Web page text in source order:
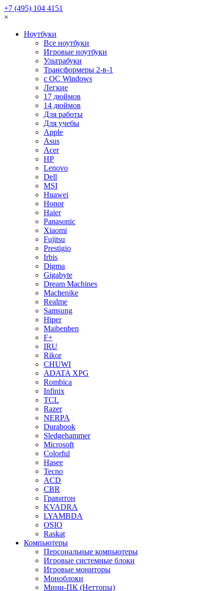
+7 (495) 104 4151
×
Ноутбуки
Все ноутбуки
Игровые ноутбуки
Ультрабуки
Трансформеры 2-в-1
с ОС Windows
Легкие
17 дюймов
14 дюймов
Для работы
Для учебы
Apple
Asus
Acer
HP
Lenovo
Dell
MSI
Huawei
Honor
Haier
Panasonic
Xiaomi
Fujitsu
Prestigio
Irbis
Digma
Gigabyte
Dream Machines
Machenike
Realme
Samsung
Hiper
Maibenben
F+
IRU
Rikor
CHUWI
ADATA XPG
Rombica
Infinix
TCL
Razer
NERPA
Durabook
Sledgehammer
Microsoft
Colorful
Hasee
Tecno
ACD
CBR
Гравитон
KVADRA
LYAMBDA
OSIO
Raskat
Компьютеры
Персональные компьютеры
Игровые системные блоки
Игровые мониторы
Моноблоки
Мини-ПК (Неттопы)